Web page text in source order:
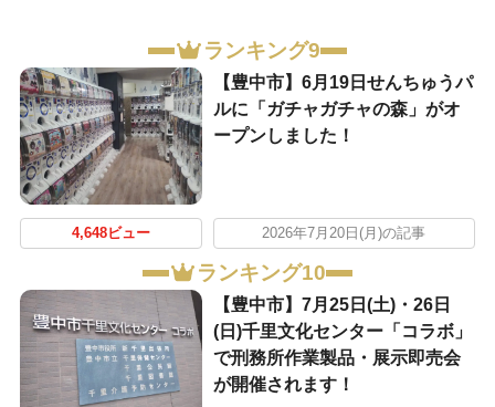
ランキング9
【豊中市】6月19日せんちゅうパ
ルに「ガチャガチャの森」がオ
ープンしました！
4,648ビュー 2026年7月20日(月)の記事
ランキング10
【豊中市】7月25日(土)・26日
(日)千里文化センター「コラボ」
で刑務所作業製品・展示即売会
が開催されます！